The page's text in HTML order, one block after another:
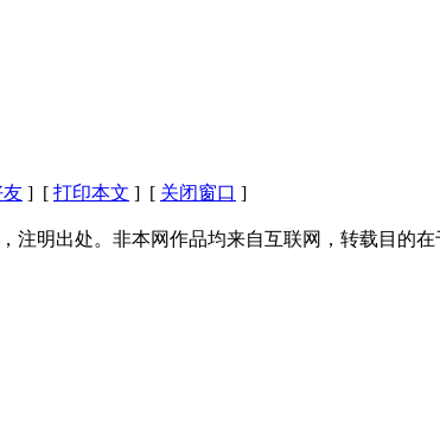
友 ] [ 打印本文 ] [ 关闭窗口 ]
明出处。非本网作品均来自互联网，转载目的